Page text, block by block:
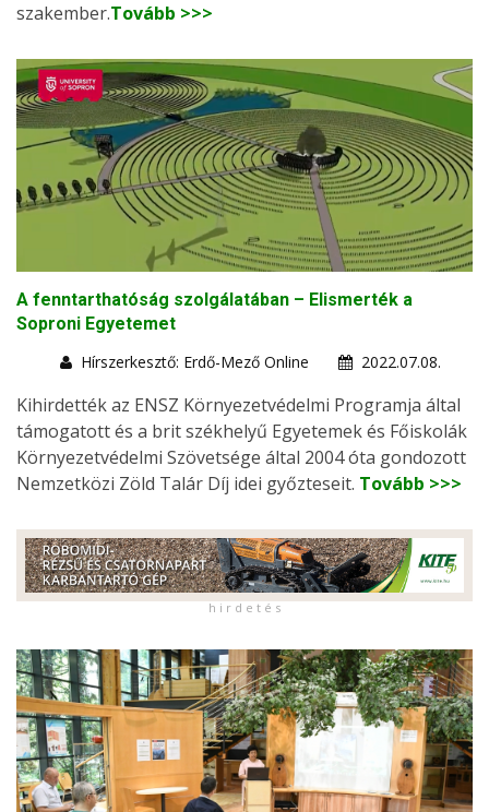
szakember.Tovább >>>
A fenntarthatóság szolgálatában – Elismerték a
Soproni Egyetemet
Hírszerkesztő: Erdő-Mező Online
2022.07.08.
Kihirdették az ENSZ Környezetvédelmi Programja által
támogatott és a brit székhelyű Egyetemek és Főiskolák
Környezetvédelmi Szövetsége által 2004 óta gondozott
Nemzetközi Zöld Talár Díj idei győzteseit. Tovább >>>
h i r d e t é s